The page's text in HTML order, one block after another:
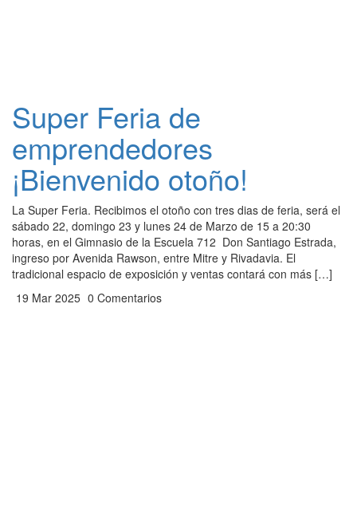
Super Feria de
emprendedores
¡Bienvenido otoño!
La Super Feria. Recibimos el otoño con tres dias de feria, será el
sábado 22, domingo 23 y lunes 24 de Marzo de 15 a 20:30
horas, en el Gimnasio de la Escuela 712 Don Santiago Estrada,
ingreso por Avenida Rawson, entre Mitre y Rivadavia. El
tradicional espacio de exposición y ventas contará con más […]
19 Mar 2025 0 Comentarios